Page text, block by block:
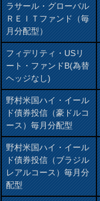
ラサール・グローバル
ＲＥＩＴファンド（毎
月分配型）
フィデリティ・USリ
ート・ファンドB(為替
ヘッジなし)
野村米国ハイ・イール
ド債券投信（豪ドルコ
ース）毎月分配型
野村米国ハイ・イール
ド債券投信（ブラジル
レアルコース）毎月分
配型